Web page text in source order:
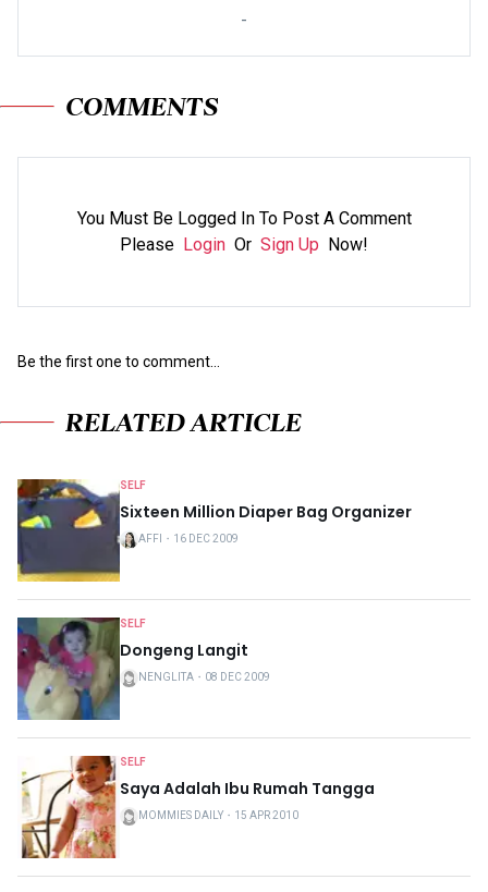
-
COMMENTS
You Must Be Logged In To Post A Comment
Please Login Or Sign Up Now!
Be the first one to comment...
RELATED ARTICLE
SELF
Sixteen Million Diaper Bag Organizer
AFFI ・ 16 DEC 2009
SELF
Dongeng Langit
NENGLITA ・ 08 DEC 2009
SELF
Saya Adalah Ibu Rumah Tangga
MOMMIES DAILY ・ 15 APR 2010